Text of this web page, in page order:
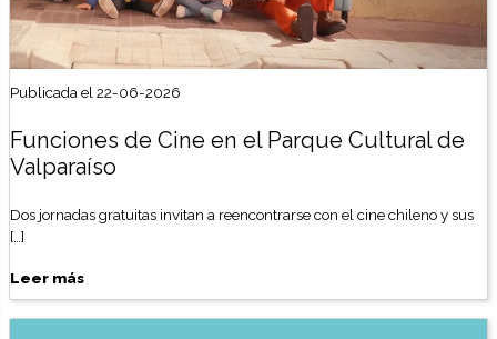
Publicada el 22-06-2026
Funciones de Cine en el Parque Cultural de
Valparaíso
Dos jornadas gratuitas invitan a reencontrarse con el cine chileno y sus
[…]
Leer más